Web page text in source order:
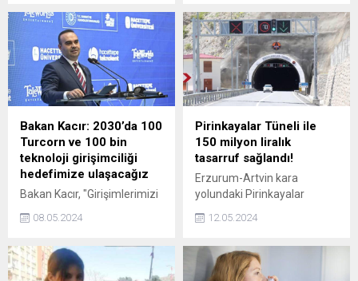
merkezilerinden biri haline
getireceğiz." dedi.
Bakan Kacır: 2030’da 100
Turcorn ve 100 bin
teknoloji girişimciliği
hedefimize ulaşacağız
Bakan Kacır, "Girişimlerimizi
nitelikli altyapı ve
2030da 100 Turcorn ve 100
bin teknoloji girişimciliği
08.05.2024
Pirinkayalar Tüneli ile
150 milyon liralık
tasarruf sağlandı!
Erzurum-Artvin kara
yolundaki Pirinkayalar
sayesinde 2,5 yılda
yaklaşık 150 milyon lira
tasarruf sağlandı.
12.05.2024